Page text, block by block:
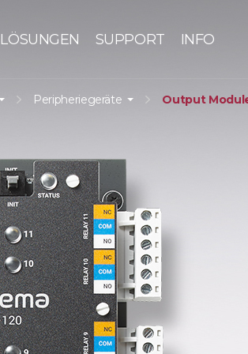
LÖSUNGEN SUPPORT INFO
Peripheriegeräte Output